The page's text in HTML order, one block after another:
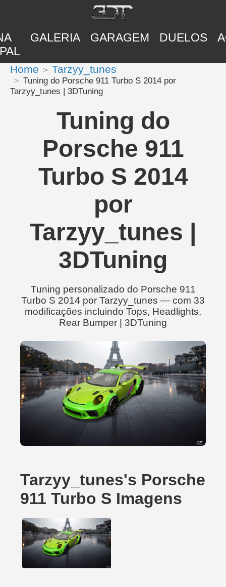
GALERIA GARAGEM DUELOS
Home Tarzyy_tunes
Tuning do Porsche 911 Turbo S 2014 por
Tarzyy_tunes | 3DTuning
Tuning do
Porsche 911
Turbo S 2014
por
Tarzyy_tunes |
3DTuning
Tuning personalizado do Porsche 911
Turbo S 2014 por Tarzyy_tunes — com 33
modificações incluindo Tops, Headlights,
Rear Bumper | 3DTuning
Tarzyy_tunes's Porsche
911 Turbo S Imagens